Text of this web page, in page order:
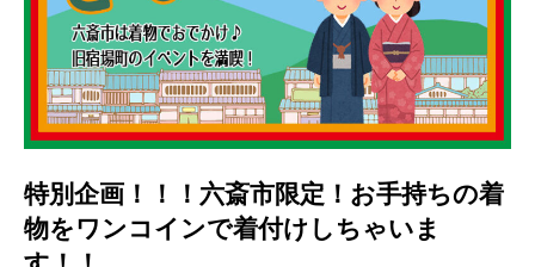
特別企画！！！六斎市限定！お手持ちの着
物をワンコインで着付けしちゃいま